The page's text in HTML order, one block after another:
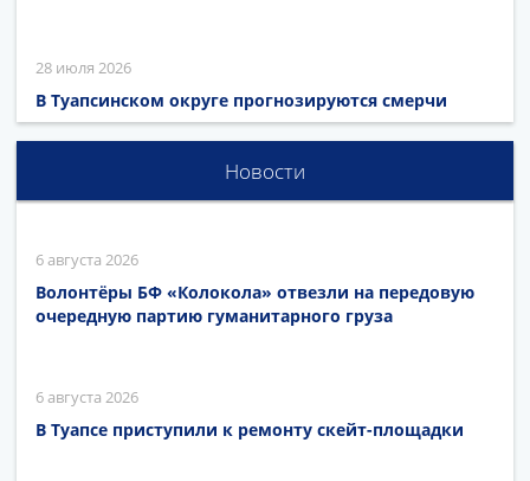
28 июля 2026
В Туапсинском округе прогнозируются смерчи
Новости
6 августа 2026
Волонтёры БФ «Колокола» отвезли на передовую
очередную партию гуманитарного груза
6 августа 2026
В Туапсе приступили к ремонту скейт-площадки